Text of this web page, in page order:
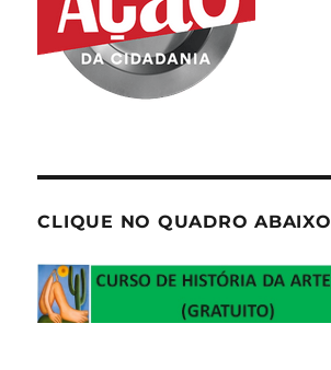
CLIQUE NO QUADRO ABAIXO